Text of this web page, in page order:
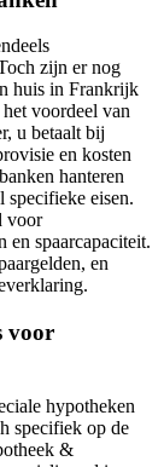
zijn er nog
huis in Frankrijk
voordeel van
u betaalt bij
en kosten
hanteren
specifieke eisen.
voor
en spaarcapaciteit.
en
voor
hypotheken
specifiek op de
&